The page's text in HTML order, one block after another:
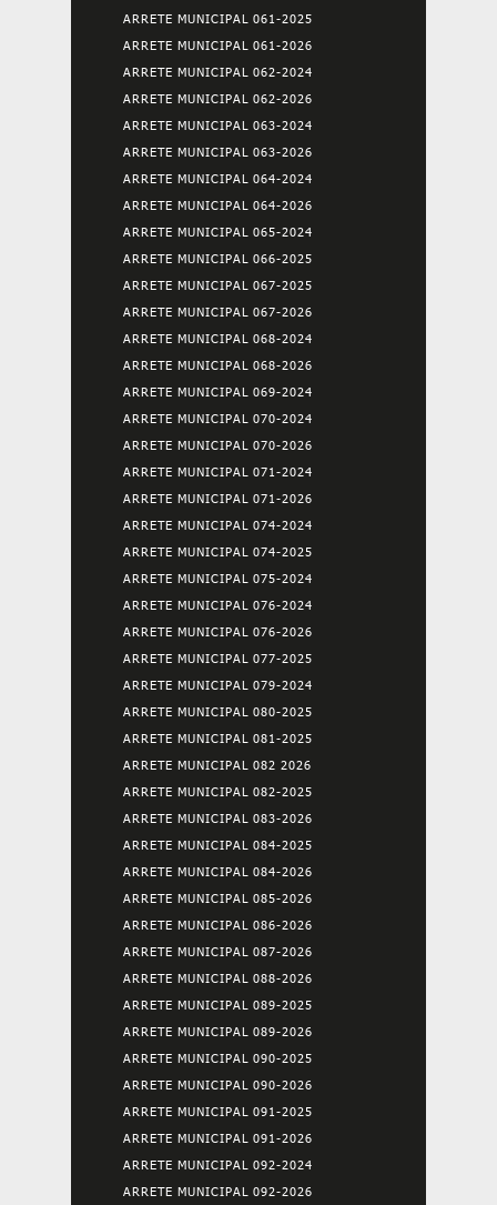
ARRETE MUNICIPAL 061-2025
ARRETE MUNICIPAL 061-2026
ARRETE MUNICIPAL 062-2024
ARRETE MUNICIPAL 062-2026
ARRETE MUNICIPAL 063-2024
ARRETE MUNICIPAL 063-2026
ARRETE MUNICIPAL 064-2024
ARRETE MUNICIPAL 064-2026
ARRETE MUNICIPAL 065-2024
ARRETE MUNICIPAL 066-2025
ARRETE MUNICIPAL 067-2025
ARRETE MUNICIPAL 067-2026
ARRETE MUNICIPAL 068-2024
ARRETE MUNICIPAL 068-2026
ARRETE MUNICIPAL 069-2024
ARRETE MUNICIPAL 070-2024
ARRETE MUNICIPAL 070-2026
ARRETE MUNICIPAL 071-2024
ARRETE MUNICIPAL 071-2026
ARRETE MUNICIPAL 074-2024
ARRETE MUNICIPAL 074-2025
ARRETE MUNICIPAL 075-2024
ARRETE MUNICIPAL 076-2024
ARRETE MUNICIPAL 076-2026
ARRETE MUNICIPAL 077-2025
ARRETE MUNICIPAL 079-2024
ARRETE MUNICIPAL 080-2025
ARRETE MUNICIPAL 081-2025
ARRETE MUNICIPAL 082 2026
ARRETE MUNICIPAL 082-2025
ARRETE MUNICIPAL 083-2026
ARRETE MUNICIPAL 084-2025
ARRETE MUNICIPAL 084-2026
ARRETE MUNICIPAL 085-2026
ARRETE MUNICIPAL 086-2026
ARRETE MUNICIPAL 087-2026
ARRETE MUNICIPAL 088-2026
ARRETE MUNICIPAL 089-2025
ARRETE MUNICIPAL 089-2026
ARRETE MUNICIPAL 090-2025
ARRETE MUNICIPAL 090-2026
ARRETE MUNICIPAL 091-2025
ARRETE MUNICIPAL 091-2026
ARRETE MUNICIPAL 092-2024
ARRETE MUNICIPAL 092-2026